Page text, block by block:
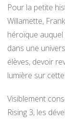
Pour la petite
Willamette,
héroïque
dans une
élèves, devoir
lumière sur
Visiblement
Rising 3, les